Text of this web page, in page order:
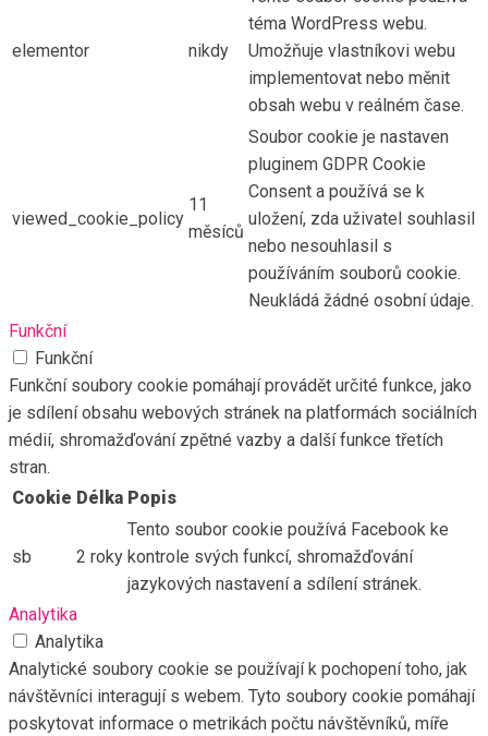
elementor nikdy
téma WordPress webu.
Umožňuje vlastníkovi webu
implementovat nebo měnit
obsah webu v reálném čase.
viewed_cookie_policy
11
měsíců
Soubor cookie je nastaven
pluginem GDPR Cookie
Consent a používá se k
uložení, zda uživatel souhlasil
nebo nesouhlasil s
používáním souborů cookie.
Neukládá žádné osobní údaje.
Funkční
Funkční
Funkční soubory cookie pomáhají provádět určité funkce, jako
je sdílení obsahu webových stránek na platformách sociálních
médií, shromažďování zpětné vazby a další funkce třetích
stran.
Cookie Délka Popis
sb 2 roky
Tento soubor cookie používá Facebook ke
kontrole svých funkcí, shromažďování
jazykových nastavení a sdílení stránek.
Analytika
Analytika
Analytické soubory cookie se používají k pochopení toho, jak
návštěvníci interagují s webem. Tyto soubory cookie pomáhají
poskytovat informace o metrikách počtu návštěvníků, míře